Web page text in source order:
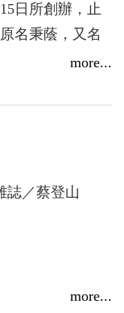
個十年中的散
隨人聖盦摭憶補
集、筆記、日
洋務運動、洪
收錄3篇文章與
日所創辦，止
名秉蔭，又名
如、竹坡、西
新、馬、泰和廣
海中國銀行總
定居，直至
more...
誌／蔡登山
more...